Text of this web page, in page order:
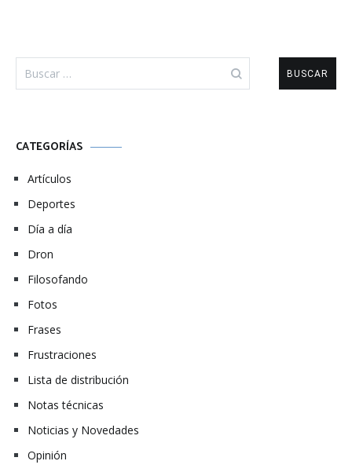
CATEGORÍAS
Artículos
Deportes
Día a día
Dron
Filosofando
Fotos
Frases
Frustraciones
Lista de distribución
Notas técnicas
Noticias y Novedades
Opinión